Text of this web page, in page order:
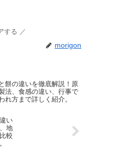
する
morigon
餅の違いを徹底解説！原
法、食感の違い、行事で
れ方まで詳しく紹介。
い
地
較